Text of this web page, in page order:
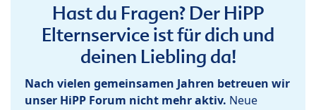
Hast du Fragen? Der HiPP
Elternservice ist für dich und
deinen Liebling da!
Nach vielen gemeinsamen Jahren betreuen wir
unser HiPP Forum nicht mehr aktiv. Neue